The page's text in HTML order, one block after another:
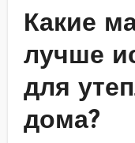
Какие
лучше
для
дома?